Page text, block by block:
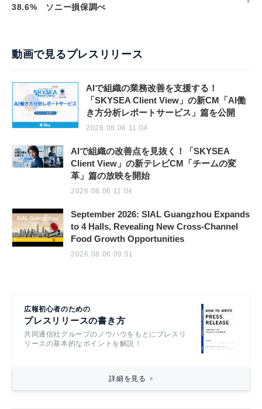
38.6% ソニー損保調べ
動画で見るプレスリリース
AIで組織の業務改善を支援する！
「SKYSEA Client View」の新CM「AI働
き方分析レポートサービス」篇を公開
2026.08.06 11:04
AIで組織の改善点を見抜く！「SKYSEA
Client View」の新テレビCM「チームの変
革」篇の放映を開始
2026.08.06 11:04
September 2026: SIAL Guangzhou Expands
to 4 Halls, Revealing New Cross-Channel
Food Growth Opportunities
2026.08.06 09:51
広報初心者のための
プレスリリースの書き方
共同通信社グループのノウハウをもとにプレスリ
リースの基本的なポイントを解説！
詳細を見る